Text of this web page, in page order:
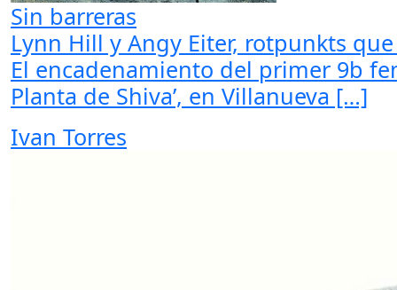
Sin barreras
Lynn Hill y Angy Eiter, rotpunkts
El encadenamiento del primer 9b
Planta de Shiva’, en Villanueva […]
Ivan Torres